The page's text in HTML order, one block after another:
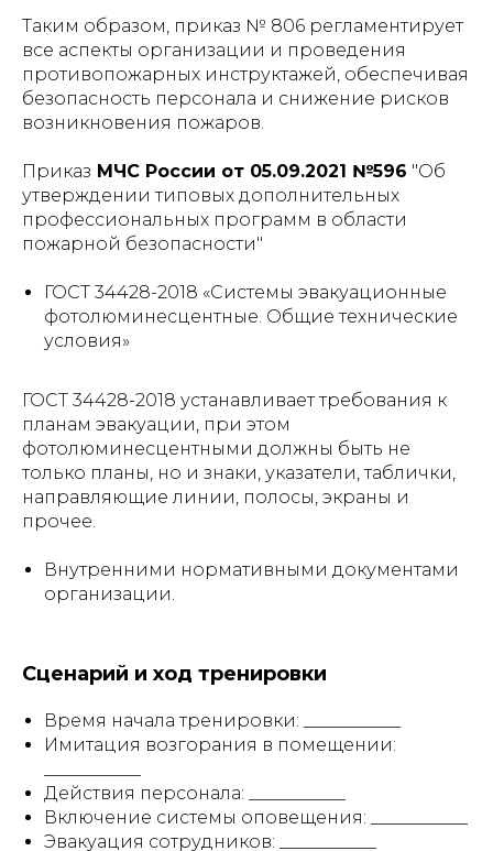
Таким образом, приказ № 806 регламентирует
все аспекты организации и проведения
противопожарных инструктажей, обеспечивая
безопасность персонала и снижение рисков
возникновения пожаров.
Приказ МЧС России от 05.09.2021 №596 "Об
утверждении типовых дополнительных
профессиональных программ в области
пожарной безопасности"
ГОСТ 34428-2018 «Системы эвакуационные
фотолюминесцентные. Общие технические
условия»
ГОСТ 34428-2018 устанавливает требования к
планам эвакуации, при этом
фотолюминесцентными должны быть не
только планы, но и знаки, указатели, таблички,
направляющие линии, полосы, экраны и
прочее.
Внутренними нормативными документами
организации.
Сценарий и ход тренировки
Время начала тренировки: ___________
Имитация возгорания в помещении:
Действия персонала: ___________
Включение системы оповещения: ___________
Эвакуация сотрудников: ___________